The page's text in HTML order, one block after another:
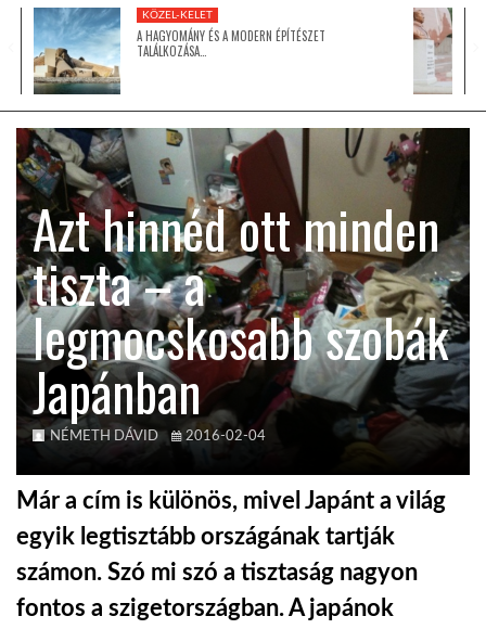
ÁZSIA
LATIN-AMERIKA
KÖZEL-KELET
AUSZTRÁLIA
A VILÁG ITTHON
KÖZEL-KELET
A HAGYOMÁNY ÉS A MODERN ÉPÍTÉSZET
TALÁLKOZÁSA…
Azt hinnéd ott minden
tiszta – a
legmocskosabb szobák
Japánban
NÉMETH DÁVID 2016-02-04
Már a cím is különös, mivel Japánt a világ
egyik legtisztább országának tartják
számon. Szó mi szó a tisztaság nagyon
fontos a szigetországban. A japánok